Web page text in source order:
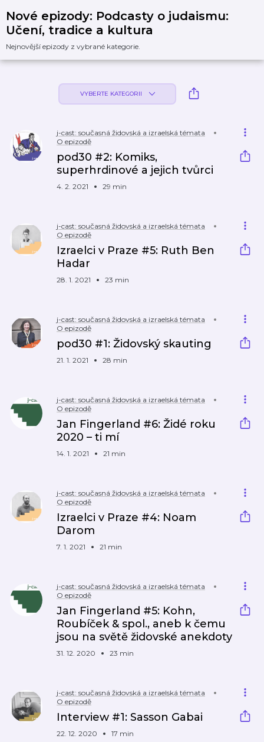
Nové epizody: Podcasty o judaismu:
Učení, tradice a kultura
Nejnovější epizody z vybrané kategorie.
VYBERTE KATEGORII
j-cast: současná židovská a izraelská témata
O epizodě
pod30 #2: Komiks,
superhrdinové a jejich tvůrci
4. 2. 2021 29 min
j-cast: současná židovská a izraelská témata
O epizodě
Izraelci v Praze #5: Ruth Ben
Hadar
28. 1. 2021 23 min
j-cast: současná židovská a izraelská témata
O epizodě
pod30 #1: Židovský skauting
21. 1. 2021 28 min
j-cast: současná židovská a izraelská témata
O epizodě
Jan Fingerland #6: Židé roku
2020 – ti mí
14. 1. 2021 21 min
j-cast: současná židovská a izraelská témata
O epizodě
Izraelci v Praze #4: Noam
Darom
7. 1. 2021 21 min
j-cast: současná židovská a izraelská témata
O epizodě
Jan Fingerland #5: Kohn,
Roubíček & spol., aneb k čemu
jsou na světě židovské anekdoty
31. 12. 2020 23 min
j-cast: současná židovská a izraelská témata
O epizodě
Interview #1: Sasson Gabai
22. 12. 2020 17 min